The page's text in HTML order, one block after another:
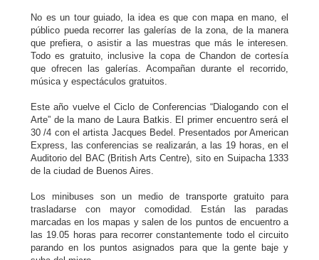
No es un tour guiado, la idea es que con mapa en mano, el
público pueda recorrer las galerías de la zona, de la manera
que prefiera, o asistir a las muestras que más le interesen.
Todo es gratuito, inclusive la copa de Chandon de cortesía
que ofrecen las galerías. Acompañan durante el recorrido,
música y espectáculos gratuitos.
Este año vuelve el Ciclo de Conferencias “Dialogando con el
Arte” de la mano de Laura Batkis. El primer encuentro será el
30 /4 con el artista Jacques Bedel. Presentados por American
Express, las conferencias se realizarán, a las 19 horas, en el
Auditorio del BAC (British Arts Centre), sito en Suipacha 1333
de la ciudad de Buenos Aires.
Los minibuses son un medio de transporte gratuito para
trasladarse con mayor comodidad. Están las paradas
marcadas en los mapas y salen de los puntos de encuentro a
las 19.05 horas para recorrer constantemente todo el circuito
parando en los puntos asignados para que la gente baje y